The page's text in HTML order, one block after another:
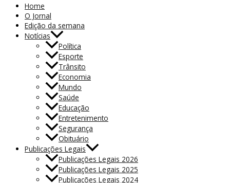
Home
O Jornal
Edição da semana
Notícias
Política
Esporte
Trânsito
Economia
Mundo
Saúde
Educação
Entretenimento
Segurança
Obituário
Publicações Legais
Publicações Legais 2026
Publicações Legais 2025
Publicações Legais 2024